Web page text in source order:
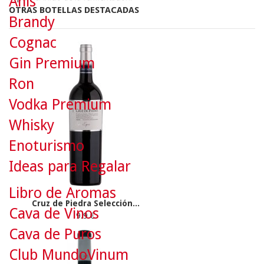
OTRAS BOTELLAS DESTACADAS
Cruz de Piedra Selección...
9.9 €
Brandy
Cognac
Gin Premium
Ron
Vodka Premium
Whisky
Enoturismo
Ideas para Regalar
Libro de Aromas
Cava de Vinos
Cava de Puros
Club MundoVinum